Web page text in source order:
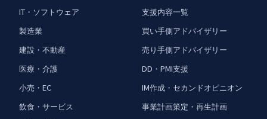
IT・ソフトウェア
製造業
建設・不動産
医療・介護
小売・EC
飲食・サービス
支援内容一覧
買い手側アドバイザリー
売り手側アドバイザリー
DD・PMI支援
IM作成・セカンドオピニオン
事業計画策定・再生計画